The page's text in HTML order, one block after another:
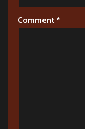
Comment *